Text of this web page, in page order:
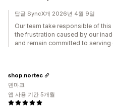
답글 SyncX개 2026년 4월 9일
Our team take responsible of
the frustration caused by our
and remain committed to serving
shop.nortec
덴마크
앱 사용 기간 5개월